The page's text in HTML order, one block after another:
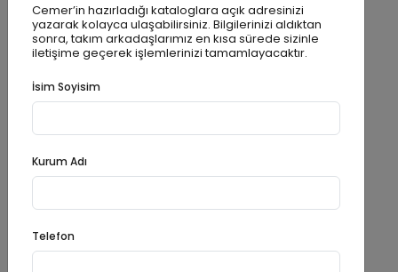
AVUSTRALYA -TILNEY PARK
Cemer’in hazırladığı kataloglara açık adresinizi
yazarak kolayca ulaşabilirsiniz. Bilgilerinizi aldıktan
sonra, takım arkadaşlarımız en kısa sürede sizinle
iletişime geçerek işlemlerinizi tamamlayacaktır.
İsim Soyisim
Kurum Adı
Telefon